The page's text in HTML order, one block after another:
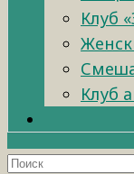
Клуб
Клуб